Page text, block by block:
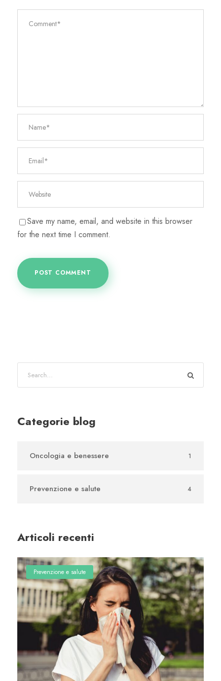
Save my name, email, and website in this browser
for the next time I comment.
Categorie blog
Oncologia e benessere 1
Prevenzione e salute 4
Articoli recenti
Prevenzione e salute